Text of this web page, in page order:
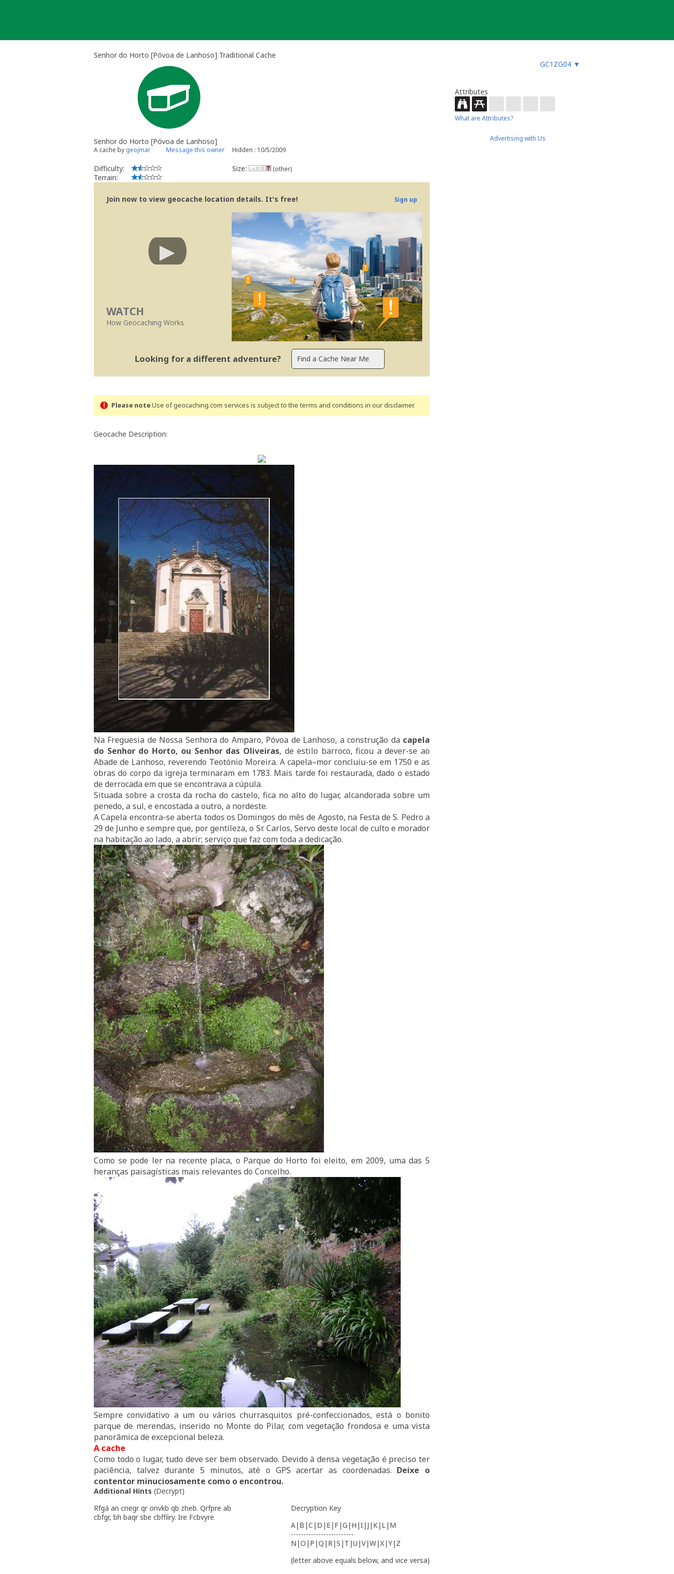
Senhor do Horto [Póvoa de Lanhoso] Traditional Cache
GC1ZG04 ▼
Senhor do Horto [Póvoa de Lanhoso]
A cache by geojmar Message this owner Hidden : 10/5/2009
Difficulty:
Terrain:
Size: (other)
Join now to view geocache location details. It's free! Sign up
WATCH
How Geocaching Works
Looking for a different adventure?
Please noteUse of geocaching.com services is subject to the terms and conditions in our disclaimer.
Geocache Description:
Na Freguesia de Nossa Senhora do Amparo, Póvoa de Lanhoso, a construção da capela
do Senhor do Horto, ou Senhor das Oliveiras, de estilo barroco, ficou a dever-se ao
Abade de Lanhoso, reverendo Teotónio Moreira. A capela–mor concluiu-se em 1750 e as
obras do corpo da igreja terminaram em 1783. Mais tarde foi restaurada, dado o estado
de derrocada em que se encontrava a cúpula.
Situada sobre a crosta da rocha do castelo, fica no alto do lugar, alcandorada sobre um
penedo, a sul, e encostada a outro, a nordeste.
A Capela encontra-se aberta todos os Domingos do mês de Agosto, na Festa de S. Pedro a
29 de Junho e sempre que, por gentileza, o Sr. Carlos, Servo deste local de culto e morador
na habitação ao lado, a abrir; serviço que faz com toda a dedicação.
Como se pode ler na recente placa, o Parque do Horto foi eleito, em 2009, uma das 5
heranças paisagísticas mais relevantes do Concelho.
Sempre convidativo a um ou várioschurrasquitos pré-confeccionados, está o bonito
parque de merendas, inserido no Monte do Pilar, com vegetação frondosa e uma vista
panorâmica de excepcional beleza.
A cache
Como todo o lugar, tudo deve ser bem observado. Devido à densa vegetação é preciso ter
paciência, talvez durante 5 minutos, até o GPS acertar as coordenadas. Deixe o
contentor minuciosamente como o encontrou.
Additional Hints (Decrypt)
Rfgá an cnegr qr onvkb qb zheb. Qrfpre ab
cbfgr, bh baqr sbe cbffíiry. Ire Fcbvyre
Decryption Key
A|B|C|D|E|F|G|H|I|J|K|L|M
-------------------------
N|O|P|Q|R|S|T|U|V|W|X|Y|Z
(letter above equals below, and vice versa)
Attributes
What are Attributes?
Advertising with Us